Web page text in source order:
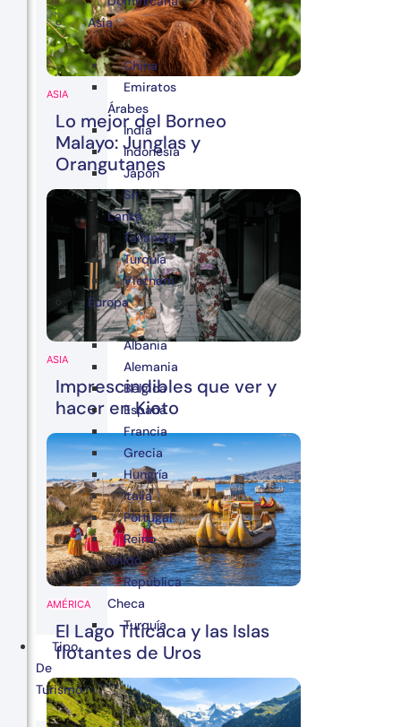
ASIA
Lo mejor del Borneo
Malayo: Junglas y
Orangutanes
ASIA
Imprescindibles que ver y
hacer en Kioto
AMÉRICA
El Lago Titicaca y las Islas
flotantes de Uros
Asia
China
Emiratos
Árabes
India
Indonesia
Japón
Sri
Lanka
Tailandia
Turquía
Vietnam
Europa
Albania
Alemania
Bélgica
España
Francia
Grecia
Hungría
Italia
Portugal
Reino
Unido
República
Checa
Turquía
Tipo
De
Turismo